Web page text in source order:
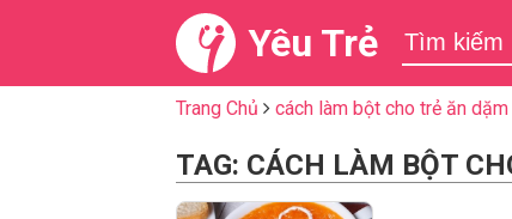
Yêu Trẻ
Trang Chủ cách làm bột cho trẻ ăn dặm
TAG: CÁCH LÀM BỘT